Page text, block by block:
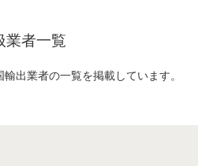
業者一覧
出業者の一覧を掲載しています。